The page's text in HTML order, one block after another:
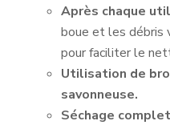
Après chaque
boue et les débris
pour faciliter le
Utilisation de
savonneuse.
Séchage